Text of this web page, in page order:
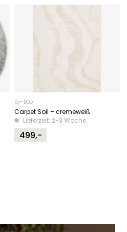
By-Boo
Carpet Soil – cremeweiß
Lieferzeit: 2-3 Woche
499,-